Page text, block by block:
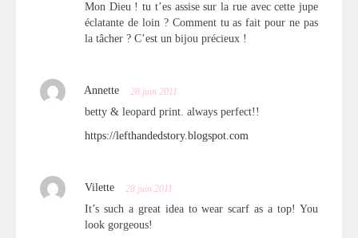
Mon Dieu ! tu t’es assise sur la rue avec cette jupe
éclatante de loin ? Comment tu as fait pour ne pas
la tâcher ? C’est un bijou précieux !
Annette 28 juin 2011
betty & leopard print. always perfect!!
https://lefthandedstory.blogspot.com
Vilette 28 juin 2011
It’s such a great idea to wear scarf as a top! You
look gorgeous!